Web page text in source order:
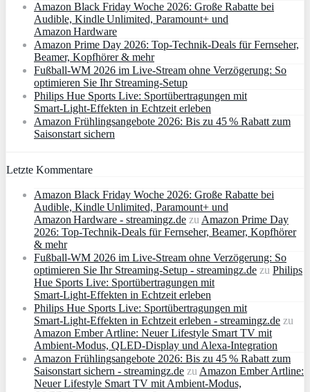
Amazon Black Friday Woche 2026: Große Rabatte bei
Audible, Kindle Unlimited, Paramount+ und
Amazon Hardware
Amazon Prime Day 2026: Top-Technik-Deals für Fernseher,
Beamer, Kopfhörer & mehr
Fußball-WM 2026 im Live-Stream ohne Verzögerung: So
optimieren Sie Ihr Streaming-Setup
Philips Hue Sports Live: Sportübertragungen mit
Smart‑Light‑Effekten in Echtzeit erleben
Amazon Frühlingsangebote 2026: Bis zu 45 % Rabatt zum
Saisonstart sichern
Letzte Kommentare
Amazon Black Friday Woche 2026: Große Rabatte bei
Audible, Kindle Unlimited, Paramount+ und
Amazon Hardware - streamingz.de zuAmazon Prime Day
2026: Top-Technik-Deals für Fernseher, Beamer, Kopfhörer
& mehr
Fußball-WM 2026 im Live-Stream ohne Verzögerung: So
optimieren Sie Ihr Streaming-Setup - streamingz.de zu Philips
Hue Sports Live: Sportübertragungen mit
Smart‑Light‑Effekten in Echtzeit erleben
Philips Hue Sports Live: Sportübertragungen mit
Smart‑Light‑Effekten in Echtzeit erleben - streamingz.de zu
Amazon Ember Artline: Neuer Lifestyle Smart TV mit
Ambient‑Modus, QLED‑Display und Alexa‑Integration
Amazon Frühlingsangebote 2026: Bis zu 45 % Rabatt zum
Saisonstart sichern - streamingz.de zuAmazon Ember Artline:
Neuer Lifestyle Smart TV mit Ambient‑Modus,